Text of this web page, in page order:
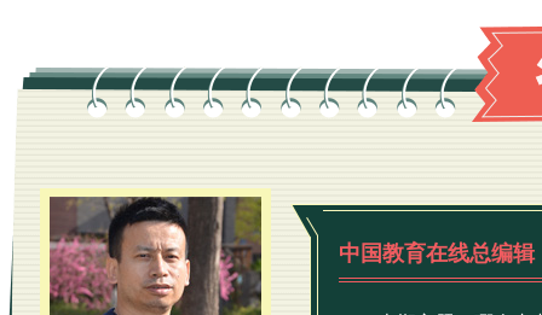
中国教育在线总编辑